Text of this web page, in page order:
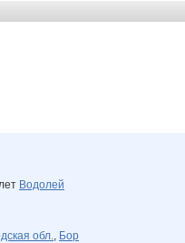
Водолей
обл., Бор